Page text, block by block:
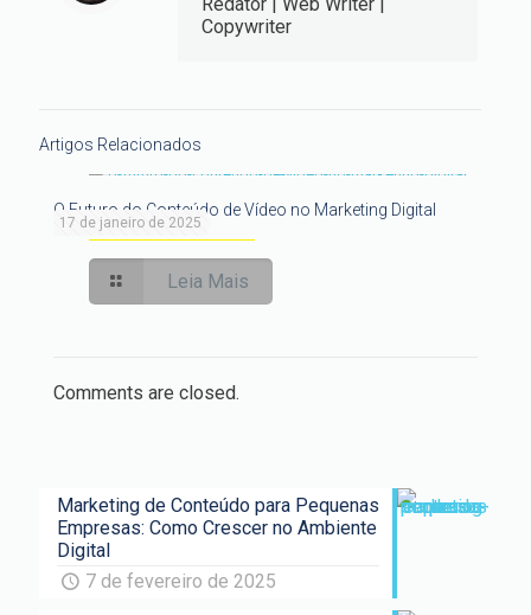
Copywriter
Artigos Relacionados
17 de janeiro de 2025
O Futuro do Conteúdo de Vídeo no Marketing Digital
Leia Mais
Comments are closed.
Marketing de Conteúdo para Pequenas
Empresas: Como Crescer no Ambiente
Digital
7 de fevereiro de 2025